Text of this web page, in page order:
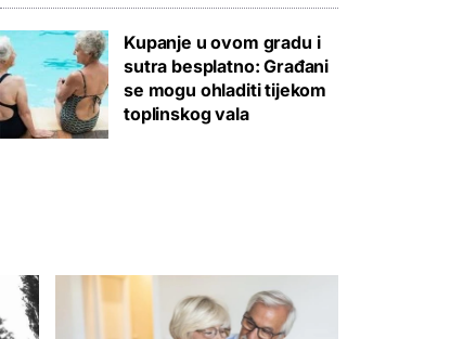
Kupanje u ovom gradu i
sutra besplatno: Građani
se mogu ohladiti tijekom
toplinskog vala